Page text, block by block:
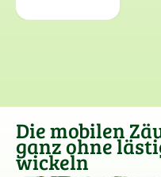
Die mobilen
ganz ohne
wickeln